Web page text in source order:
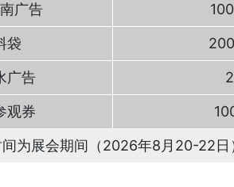
广告
袋
广告
观券
为展会期间（2026年8月20-22